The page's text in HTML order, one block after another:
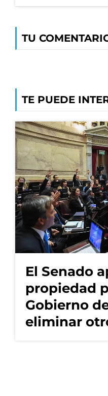
TU
TE PUEDE
El Senado
propiedad
Gobierno
eliminar